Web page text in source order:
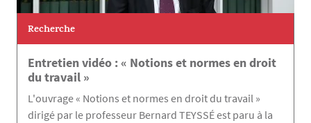
Recherche
Entretien vidéo : « Notions et normes en droit
du travail »
L'ouvrage « Notions et normes en droit du travail »
dirigé par le professeur Bernard TEYSSÉ est paru à la